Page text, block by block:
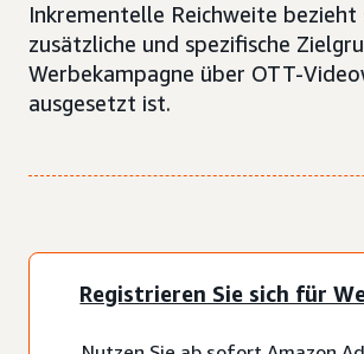
Inkrementelle Reichweite bezieht
zusätzliche und spezifische
Werbekampagne über OTT-
ausgesetzt ist.
Registrieren Sie sich für